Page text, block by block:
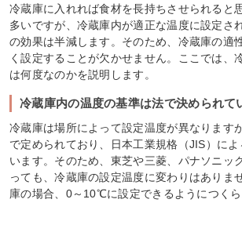
冷蔵庫に入れれば食材を長持ちさせられると
多いですが、冷蔵庫内が適正な温度に設定さ
の効果は半減します。そのため、冷蔵庫の適
く設定することが欠かせません。ここでは、
は何度なのかを説明します。
冷蔵庫内の温度の基準は法で決められて
冷蔵庫は場所によって設定温度が異なります
で定められており、日本工業規格（JIS）に
います。そのため、東芝や三菱、パナソニッ
っても、冷蔵庫の設定温度に変わりはありま
庫の場合、0～10℃に設定できるようにつくら